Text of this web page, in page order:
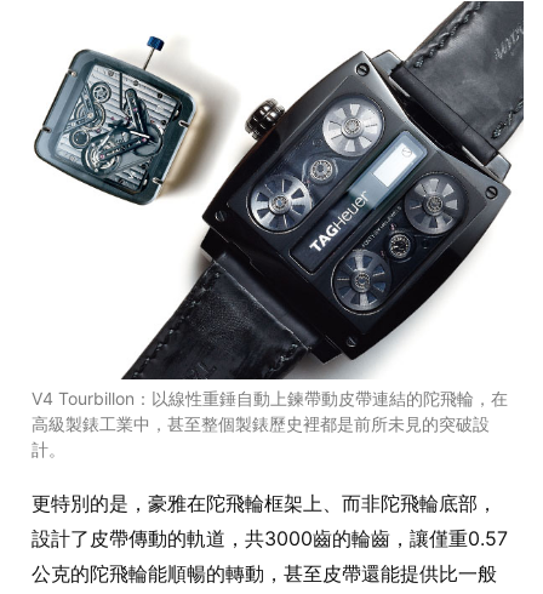
V4 Tourbillon：以線性重錘自動上鍊帶動皮帶連結的陀飛輪，在
高級製錶工業中，甚至整個製錶歷史裡都是前所未見的突破設
計。
更特別的是，豪雅在陀飛輪框架上、而非陀飛輪底部，
設計了皮帶傳動的軌道，共3000齒的輪齒，讓僅重0.57
公克的陀飛輪能順暢的轉動，甚至皮帶還能提供比一般